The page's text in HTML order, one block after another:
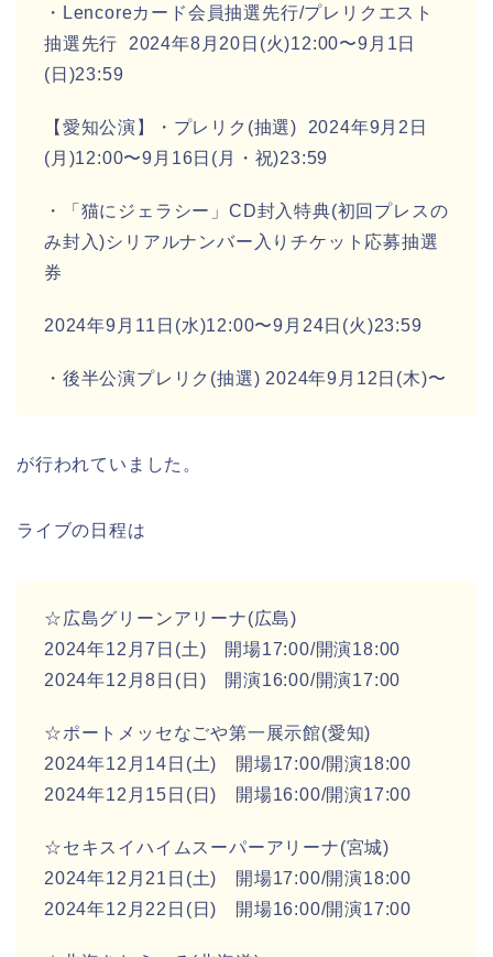
・Lencoreカード会員抽選先行/プレリクエスト
抽選先行 2024年8月20日(火)12:00〜9月1日
(日)23:59
【愛知公演】・プレリク(抽選) 2024年9月2日
(月)12:00〜9月16日(月・祝)23:59
・「猫にジェラシー」CD封入特典(初回プレスの
み封入)シリアルナンバー入りチケット応募抽選
券
2024年9月11日(水)12:00〜9月24日(火)23:59
・後半公演プレリク(抽選) 2024年9月12日(木)〜
が行われていました。
ライブの日程は
☆広島グリーンアリーナ(広島)
2024年12月7日(土) 開場17:00/開演18:00
2024年12月8日(日) 開演16:00/開演17:00
☆ポートメッセなごや第一展示館(愛知)
2024年12月14日(土) 開場17:00/開演18:00
2024年12月15日(日) 開場16:00/開演17:00
☆セキスイハイムスーパーアリーナ(宮城)
2024年12月21日(土) 開場17:00/開演18:00
2024年12月22日(日) 開場16:00/開演17:00